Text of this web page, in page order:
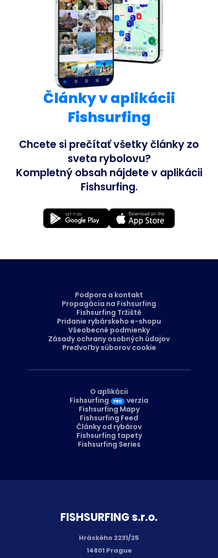
Články v aplikácii
Fishsurfing
Chcete si prečítať všetky články zo
sveta rybolovu?
Kompletný obsah nájdete v aplikácii
Fishsurfing.
FISH­SURFING s.r.o.
Hráského 2231/25
14801 Prague
Podpora a kontakt
Propagácia na Fishsurfing
Fishsurfing Tržiště
Pridanie rybárskeho e-shopu
Všeobecné podmienky
Zásady ochrany osobných údajov
Predvoľby súborov cookie
O aplikácii
Fishsurfing
verzia
Fishsurfing Mapy
Fishsurfing Feed
Články od rybárov
Fishsurfing tapety
Fishsurfing Series